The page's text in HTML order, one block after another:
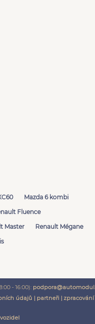
Mazda 6 kombi
Fluence
Master
Renault Mégane
- 16:00):
údajů | partneři|